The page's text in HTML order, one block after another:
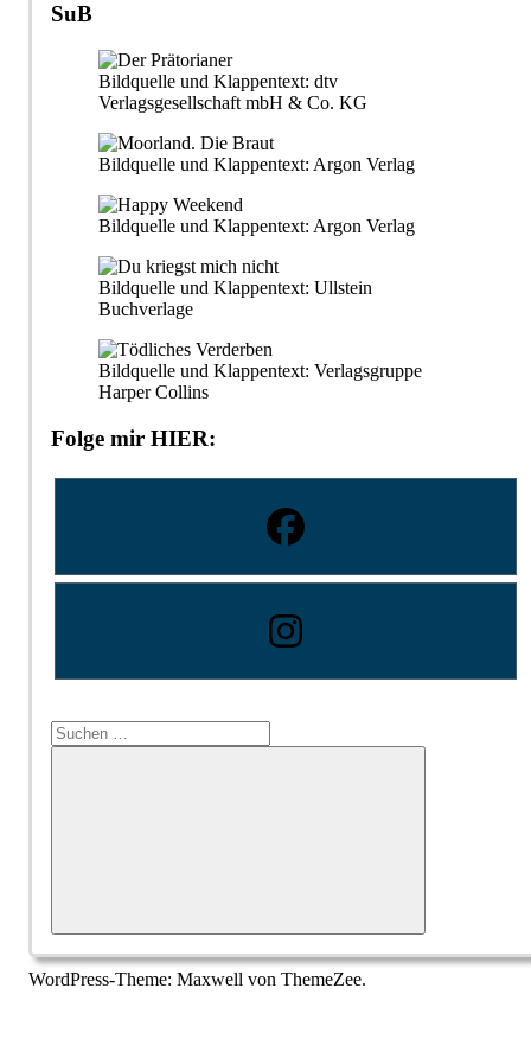
SuB
Bildquelle und Klappentext: dtv
Verlagsgesellschaft mbH & Co. KG
Bildquelle und Klappentext: Argon Verlag
Bildquelle und Klappentext: Argon Verlag
Bildquelle und Klappentext: Ullstein
Buchverlage
Bildquelle und Klappentext: Verlagsgruppe
Harper Collins
Folge mir HIER:
Suchen
nach:
Suchen
WordPress-Theme: Maxwell von ThemeZee.